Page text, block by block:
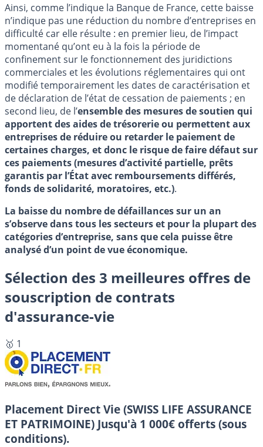
Ainsi, comme l’indique la Banque de France, cette baisse
n’indique pas une réduction du nombre d’entreprises en
difficulté car elle résulte : en premier lieu, de l’impact
momentané qu’ont eu à la fois la période de
confinement sur le fonctionnement des juridictions
commerciales et les évolutions réglementaires qui ont
modifié temporairement les dates de caractérisation et
de déclaration de l’état de cessation de paiements ; en
second lieu, de l’ensemble des mesures de soutien qui
apportent des aides de trésorerie ou permettent aux
entreprises de réduire ou retarder le paiement de
certaines charges, et donc le risque de faire défaut sur
ces paiements (mesures d’activité partielle, prêts
garantis par l’État avec remboursements différés,
fonds de solidarité, moratoires, etc.).
La baisse du nombre de défaillances sur un an
s’observe dans tous les secteurs et pour la plupart des
catégories d’entreprise, sans que cela puisse être
analysé d’un point de vue économique.
Sélection des 3 meilleures offres de
souscription de contrats
d'assurance-vie
🥇 1
Placement Direct Vie (SWISS LIFE ASSURANCE
ET PATRIMOINE) Jusqu'à 1 000€ offerts (sous
conditions).